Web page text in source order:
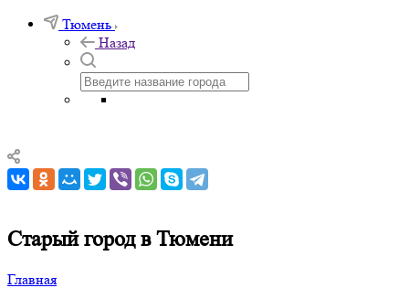
Тюмень
Назад
Старый город в Тюмени
Главная